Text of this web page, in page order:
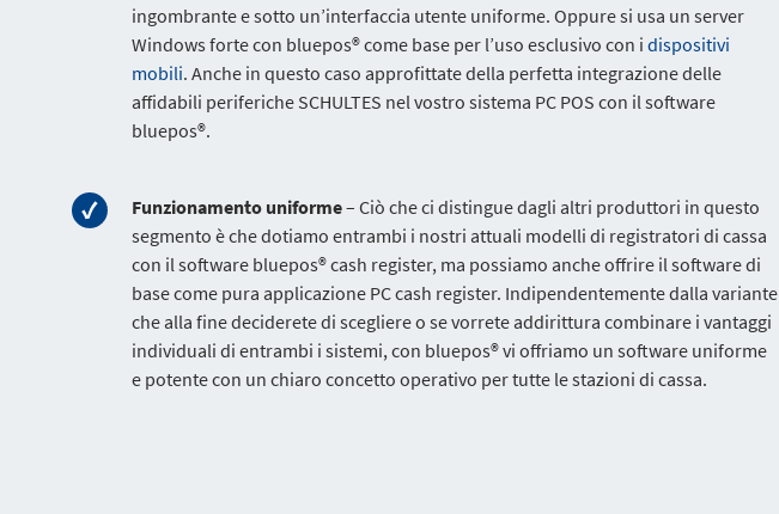
ingombrante e sotto un’interfaccia utente uniforme. Oppure si usa un server
Windows forte con bluepos® come base per l’uso esclusivo con i dispositivi
mobili. Anche in questo caso approfittate della perfetta integrazione delle
affidabili periferiche SCHULTES nel vostro sistema PC POS con il software
bluepos®.
Funzionamento uniforme– Ciò che ci distingue dagli altri produttori in questo
segmento è che dotiamo entrambi i nostri attuali modelli di registratori di cassa
con il software bluepos® cash register, ma possiamo anche offrire il software di
base come pura applicazione PC cash register. Indipendentemente dalla variante
che alla fine deciderete di scegliere o se vorrete addirittura combinare i vantaggi
individuali di entrambi i sistemi, con bluepos® vi offriamo un software uniforme
e potente con un chiaro concetto operativo per tutte le stazioni di cassa.